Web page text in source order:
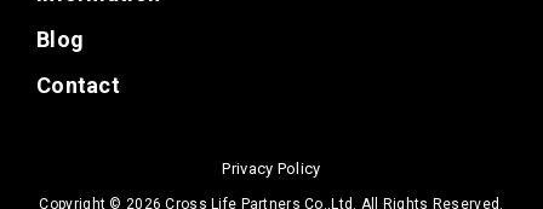
Blog
Contact
Privacy Policy
Copyright © 2026 Cross Life Partners Co.,Ltd. All Rights Reserved.